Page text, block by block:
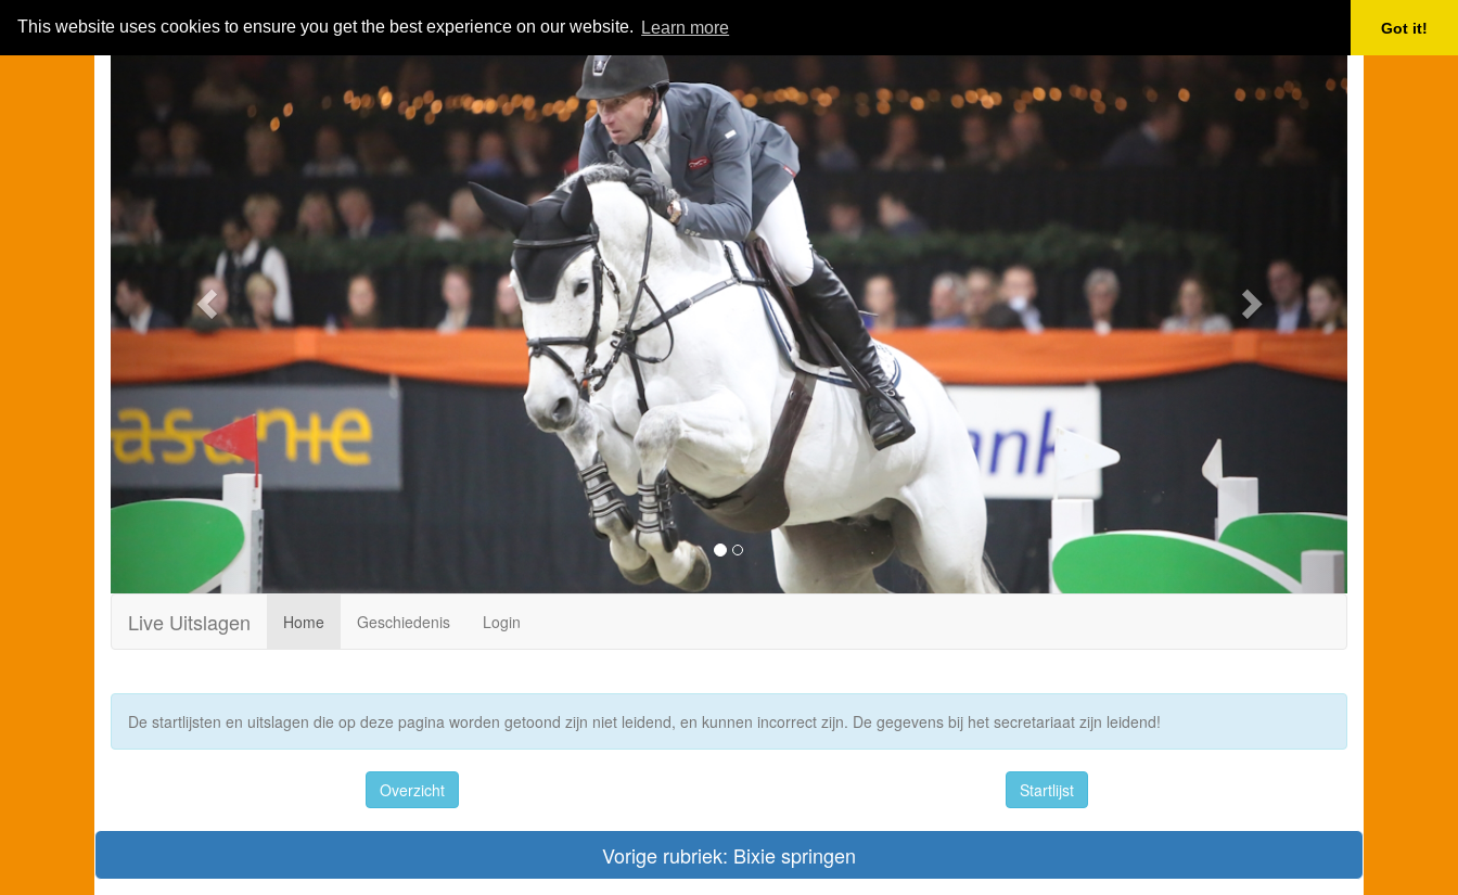
This website uses cookies to ensure you get the best experience on our website. Learn more Got it!
Previous
Live Uitslagen Home Geschiedenis Login
De startlijsten en uitslagen die op deze pagina worden getoond zijn niet leidend, en kunnen incorrect zijn. De gegevens bij het secretariaat zijn leidend!
Overzicht Startlijst
Vorige rubriek: Bixie springen